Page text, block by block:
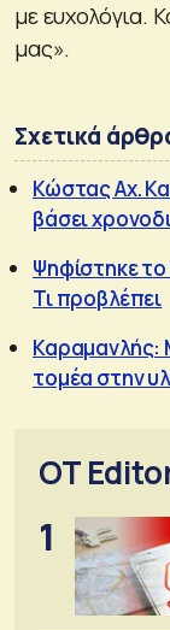
με ευχολόγια.
μας».
Σχετικά
Κώστας Αχ.
βάσει
Ψηφίστηκε
Τι προβλέπει
Καραμανλής:
τομέα στην
OT
1